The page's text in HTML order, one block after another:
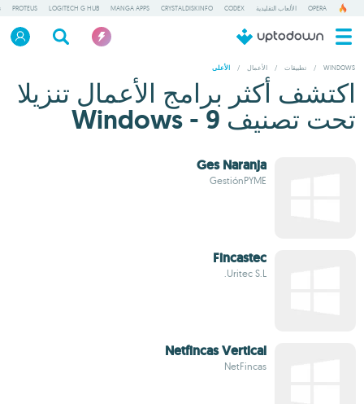
OPERA الألعاب التقليدية CODEX
CRYSTALDISKINFO
MANGA APPS
LOGITECH G HUB
PROTEUS
WINDOWS
/ تطبيقات / الأعمال / الأعلى
اكتشف أكثر برامج الأعمال تنزيلا
تحت تصنيف Windows - 9
Ges Naranja
GestiónPYME
Fincastec
Uritec S.L.
Netfincas Vertical
NetFincas